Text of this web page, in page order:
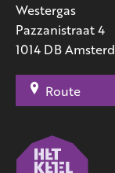
Westergas
Pazzanistraat 4
1014 DB
Route